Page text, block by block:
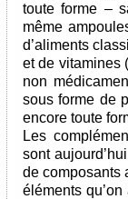
toute forme –
même
d’aliments
et de vitamines
non
sous forme de
encore toute
Les
sont
de composants
éléments